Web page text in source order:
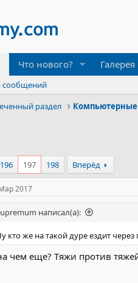
Что нового? Галерея
сообщений
раздел
196 197 198 Вперёд
2017
написал(а):
кто же на такой дуре ездит через
чем еще? Тяжи против